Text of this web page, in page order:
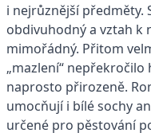
i nejrůznější předměty.
obdivuhodný a vztah k
mimořádný. Přitom
„mazlení“
naprosto přirozeně.
umocňují i bílé sochy
určené pro pěstování